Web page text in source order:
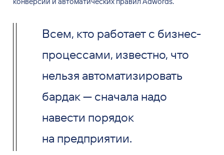
Всем, кто работает с бизнес-
процессами, известно, что
нельзя автоматизировать
бардак — сначала надо
навести порядок
на предприятии.